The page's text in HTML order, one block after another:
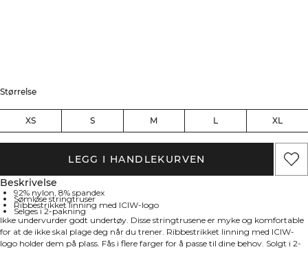
Størrelse
XS S M L XL
LEGG I HANDLEKURVEN
Beskrivelse
92% nylon, 8% spandex
Sømløse stringtruser
Ribbestrikket linning med ICIW-logo
Selges i 2-pakning
Ikke undervurder godt undertøy. Disse stringtrusene er myke og komfortable
for at de ikke skal plage deg når du trener. Ribbestrikket linning med ICIW-
logo holder dem på plass. Fås i flere farger for å passe til dine behov. Solgt i 2-